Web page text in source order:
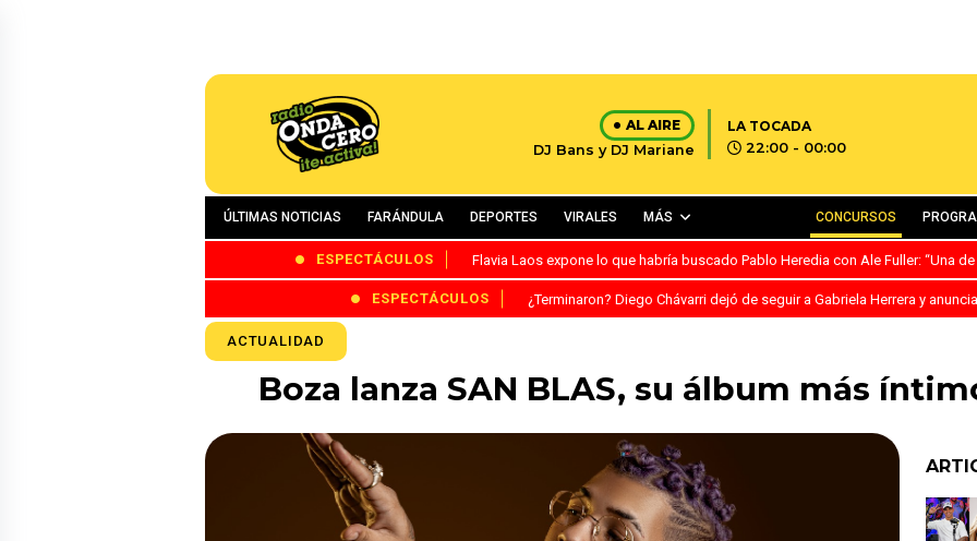
AL AIRE
DJ Bans y DJ Mariane
LA TOCADA
22:00 - 00:00
ÚLTIMAS NOTICIAS FARÁNDULA DEPORTES VIRALES MÁS CONCURSOS
ESPECTÁCULOS Flavia Laos expone lo que habría buscado Pablo Heredia con Ale Fuller: “Una
ESPECTÁCULOS ¿Terminaron? Diego Chávarri dejó de seguir a Gabriela Herrera y
ACTUALIDAD
Boza lanza SAN BLAS, su álbum más